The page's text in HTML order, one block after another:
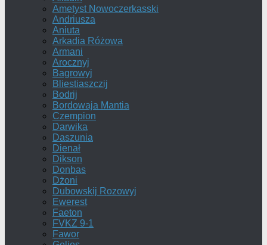
Ametyst Nowoczerkasski
Andriusza
Aniuta
Arkadia Różowa
Armani
Arocznyj
Bagrowyj
Bliestiaszczij
Bodrij
Bordowaja Mantia
Czempion
Darwika
Daszunia
Dienał
Dikson
Donbas
Dżoni
Dubowskij Rozowyj
Ewerest
Faeton
FVKZ 9-1
Fawor